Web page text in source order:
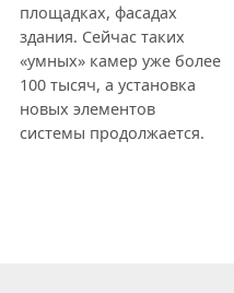
площадках, фасадах
здания. Сейчас таких
«умных» камер уже более
100 тысяч, а установка
новых элементов
системы продолжается.